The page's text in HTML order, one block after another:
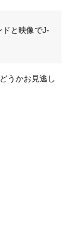
ドと映像でJ-
うかお見逃し